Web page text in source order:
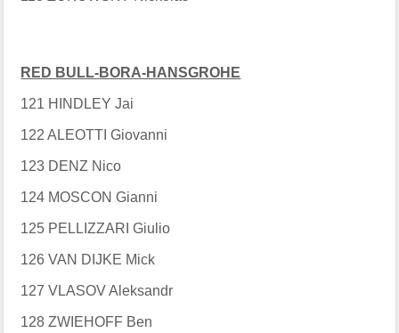
RED BULL-BORA-HANSGROHE
121 HINDLEY Jai
122 ALEOTTI Giovanni
123 DENZ Nico
124 MOSCON Gianni
125 PELLIZZARI Giulio
126 VAN DIJKE Mick
127 VLASOV Aleksandr
128 ZWIEHOFF Ben